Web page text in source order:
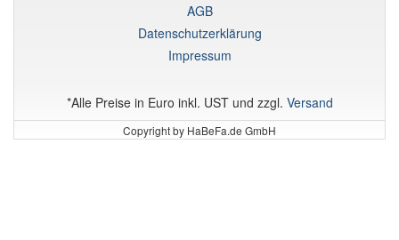
AGB
Datenschutzerklärung
Impressum
*Alle Preise in Euro inkl. UST und zzgl. Versand
Copyright by HaBeFa.de GmbH